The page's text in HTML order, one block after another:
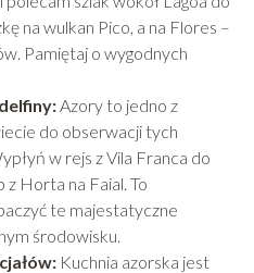
na wulkan Pico, a na Flores –
Pamiętaj o wygodnych
Azory to jedno z
do obserwacji tych
w rejs z Vila Franca do
z Horta na Faial. To
te majestatyczne
środowisku.
Kuchnia azorska jest